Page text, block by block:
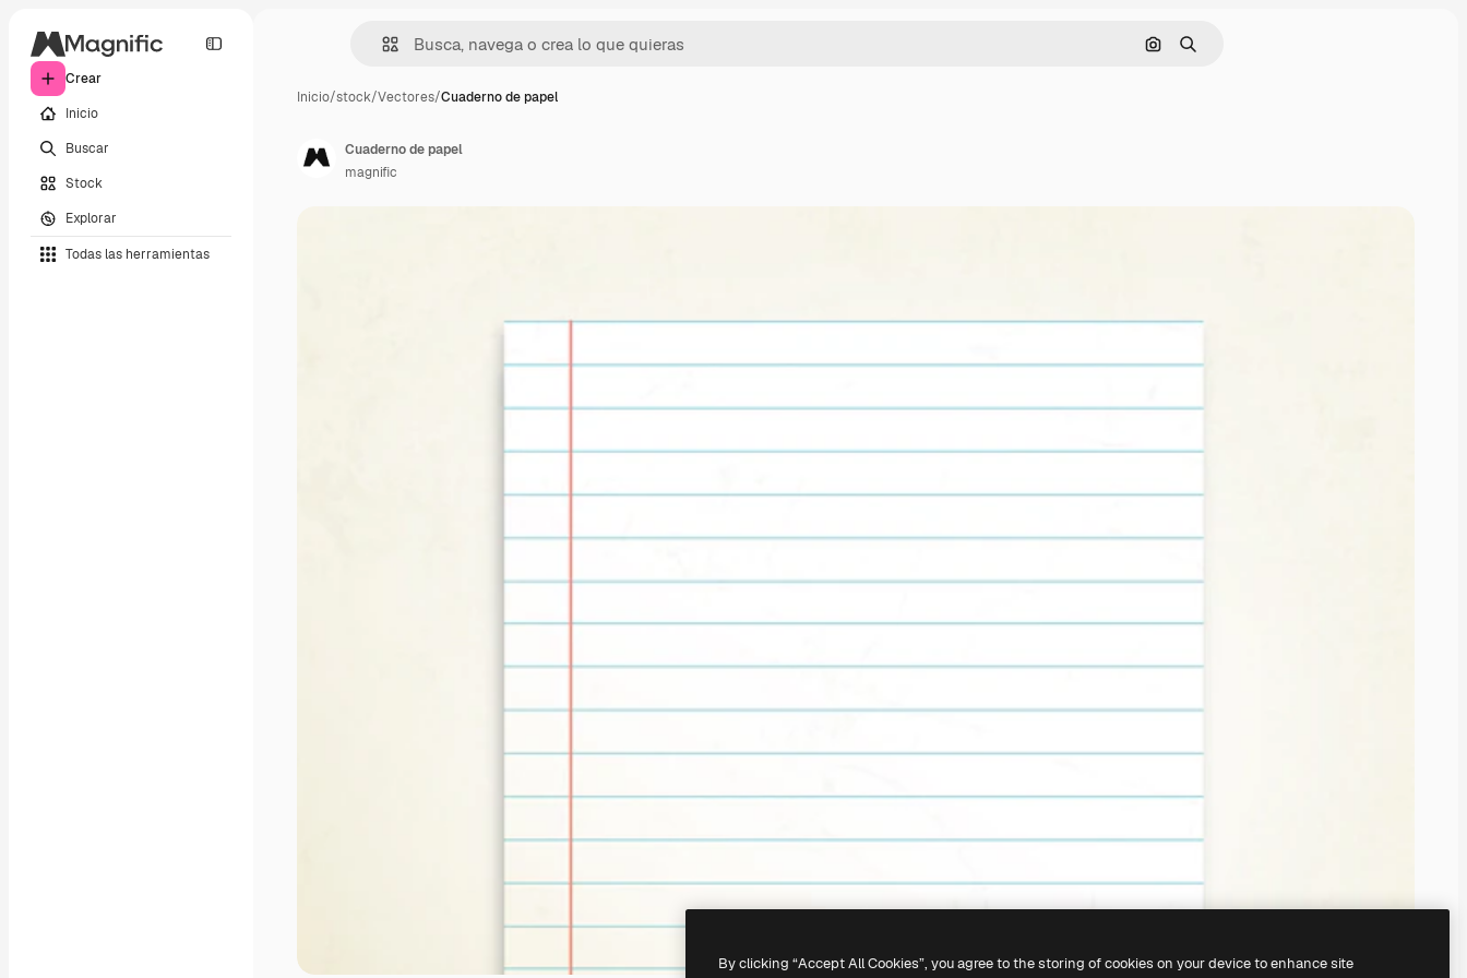
Crear
Inicio
Buscar
Stock
Explorar
Todas las herramientas
Buscar por imagen
Buscar
Inicio/stock/Vectores/Cuaderno de papel
Cuaderno de papel
magnific
By clicking “Accept All Cookies”, you agree to the storing of cookies on your device to enhance site